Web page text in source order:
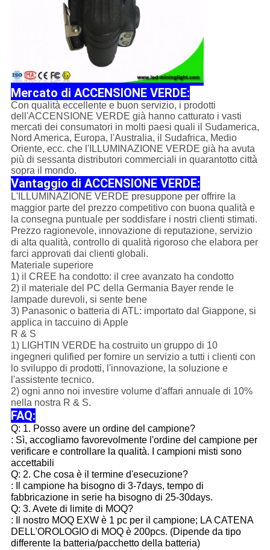
Mercato di ACCENSIONE VERDE:
Con qualità eccellente e buon servizio, i prodotti
dell'ACCENSIONE VERDE già hanno catturato i vasti
mercati dei consumatori in molti paesi quali il Sudamerica,
Nord America, Europa, l'Australia, il Sudafrica, Medio
Oriente, ecc. che l'ILLUMINAZIONE VERDE già ha avuta
più di sessanta distributori commerciali in quarantotto città
sopra il mondo.
Vantaggio di ACCENSIONE VERDE:
L'ILLUMINAZIONE VERDE presuppone per offrire la
maggior parte del prezzo competitivo con buona qualità e
la consegna puntuale per soddisfare i nostri clienti stimati.
Prezzo ragionevole, innovazione di reputazione, servizio
di alta qualità, controllo di qualità rigoroso che elabora per
farci approvati dai clienti globali.
Materiale superiore
1) il CREE ha condotto: il cree avanzato ha condotto
2) il materiale del PC della Germania Bayer rende le
lampade durevoli, si sente bene
3) Panasonic o batteria di ATL: importato dal Giappone, si
applica in taccuino di Apple
R & S
1) LIGHTIN VERDE ha costruito un gruppo di 10
ingegneri qulified per fornire un servizio a tutti i clienti con
lo sviluppo di prodotti, l'innovazione, la soluzione e
l'assistente tecnico.
2) ogni anno noi investire volume d'affari annuale di 10%
nella nostra R & S.
FAQ:
Q: 1. Posso avere un ordine del campione?
: Sì, accogliamo favorevolmente l'ordine del campione per
verificare e controllare la qualità. I campioni misti sono
accettabili
Q: 2. Che cosa è il termine d'esecuzione?
: Il campione ha bisogno di 3-7days, tempo di
fabbricazione in serie ha bisogno di 25-30days.
Q: 3. Avete di limite di MOQ?
: Il nostro MOQ EXW è 1 pc per il campione; LA CATENA
DELL'OROLOGIO di MOQ è 200pcs. (Dipende da tipo
differente la batteria/pacchetto della batteria)